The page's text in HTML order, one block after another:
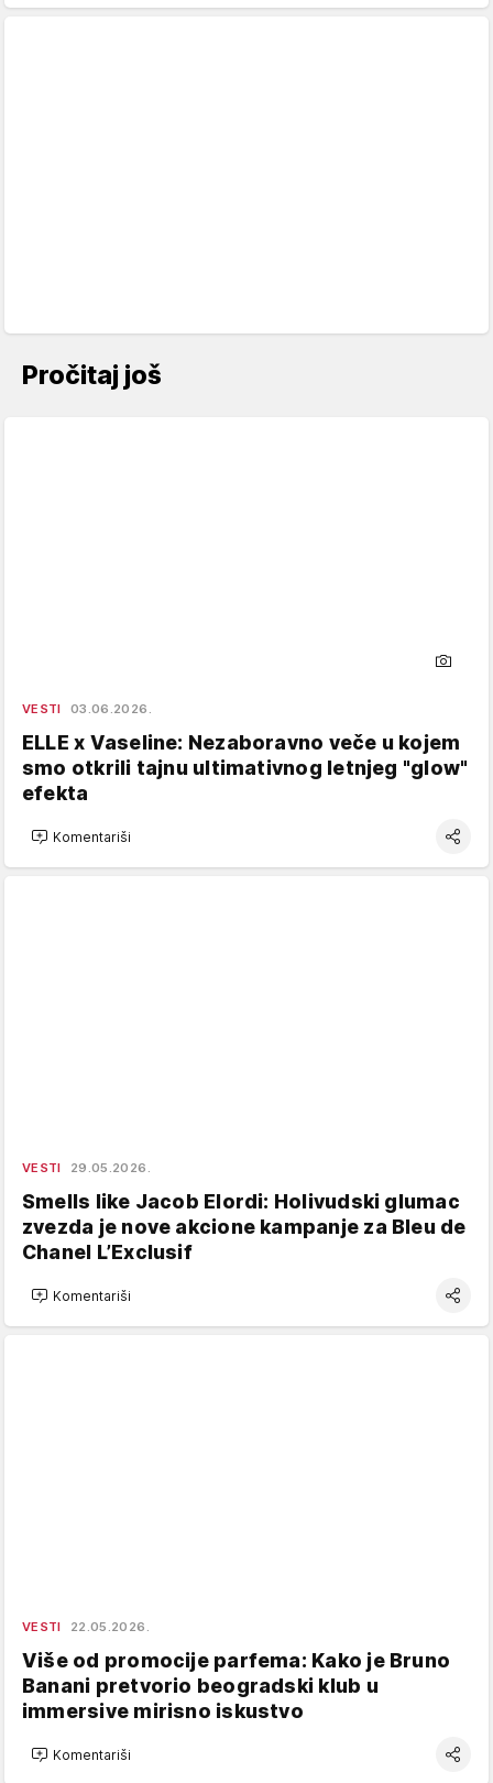
Pročitaj još
VESTI 03.06.2026.
ELLE x Vaseline: Nezaboravno veče u kojem
smo otkrili tajnu ultimativnog letnjeg "glow"
efekta
Komentariši
VESTI 29.05.2026.
Smells like Jacob Elordi: Holivudski glumac
zvezda je nove akcione kampanje za Bleu de
Chanel L’Exclusif
Komentariši
VESTI 22.05.2026.
Više od promocije parfema: Kako je Bruno
Banani pretvorio beogradski klub u
immersive mirisno iskustvo
Komentariši